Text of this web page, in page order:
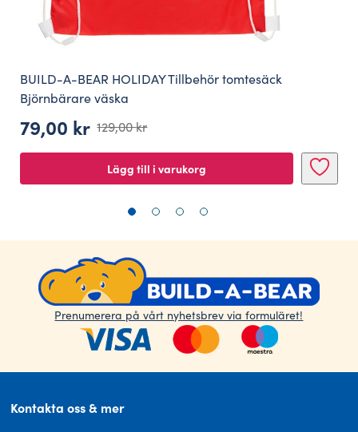
BUILD-A-BEAR HOLIDAY Tillbehör tomtesäck
Björnbärare väska
129,00kr
Det
ursprungliga
priset
129,00 kr.
79,00 kr
Det
nuvarande
priset
79,00 kr.
Lägg till i varukorg
Prenumerera på vårt nyhetsbrev via formuläret!
Kontakta oss & mer